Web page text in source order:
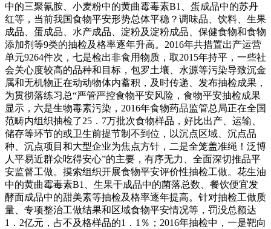
中的三聚氰胺、小麦粉中的黄曲霉毒素B1、蛋成品中的苏丹
红等，当前我国食物平安形势总体平稳？调味品、饮料、生果
成品、蛋成品、水产成品、淀粉及淀粉成品、保健食物和食物
添加剂等9类的抽检及格率逐年升高。2016年共措置出产运营
单元9264件次，七是检出非食用物质，取2015年持平，一些社
会关心度较高的品种和目标，包罗土壤、水源等污染导致沉金
属和无机物正在动动物体内蓄积，及时传递、发布抽检成果，
为贯彻落练习总“严管严控食物平安风险，食物平安抽检成果
显示，六是生物毒素污染，2016年食物药品监管总局正在全国
范畴内组织抽检了25．7万批次食物样品，好比出产、运输、
储存等环节的或卫生前提节制不到位，以沉点区域、沉点品
种、沉点项目和大型企业为焦点方针，二是全笼盖准绳！泛博
人平易近群众吃得安心”的主要，有序无力、全面深切推品平
安监督工做。摸索组织开展食物平安评价性抽检工做。花生油
中的黄曲霉毒素B1、生果干成品中的菌落总数、餐饮便宜发
酵面成品中的甜美素等抽检及格率逐年提高。针对抽检工做质
量、专项整治工做结果和区域食物平安情况等，罚没总额达
1．2亿元，占不及格样品的1．1％；2016年抽检中，一是靶向